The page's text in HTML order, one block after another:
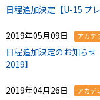
日程追加決定【U-15 プ
2019年05月09日 アカデ
日程追加決定のお知ら
2019】
2019年04月26日 アカデ